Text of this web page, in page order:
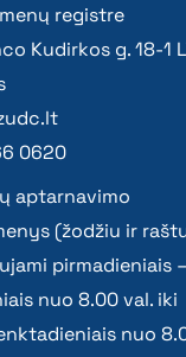
registre
Kudirkos g. 18-1
0620
aptarnavimo
(žodžiu ir
pirmadieniais –
nuo 8.00 val. iki
nuo